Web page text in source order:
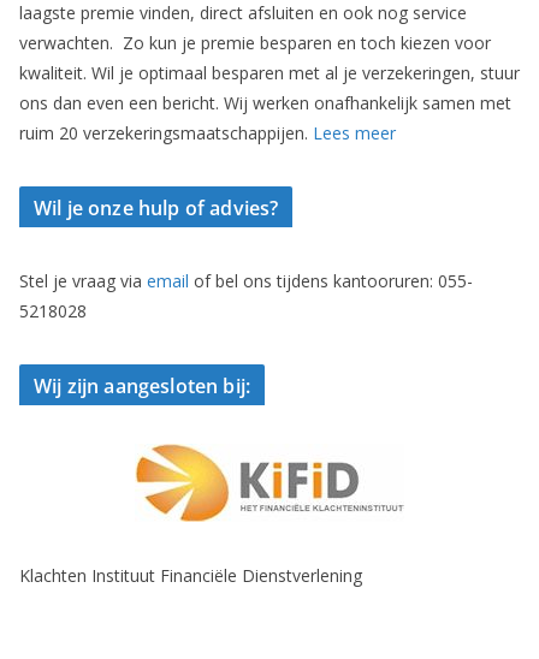
laagste premie vinden, direct afsluiten en ook nog service
verwachten. Zo kun je premie besparen en toch kiezen voor
kwaliteit. Wil je optimaal besparen met al je verzekeringen, stuur
ons dan even een bericht. Wij werken onafhankelijk samen met
ruim 20 verzekeringsmaatschappijen. Lees meer
Wil je onze hulp of advies?
Stel je vraag via email of bel ons tijdens kantooruren: 055-
5218028
Wij zijn aangesloten bij:
Klachten Instituut Financiële Dienstverlening